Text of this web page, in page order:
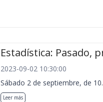
Estadística: Pasado,
2023-09-02 10:30:00
Sábado 2 de septiembre, de
Leer más